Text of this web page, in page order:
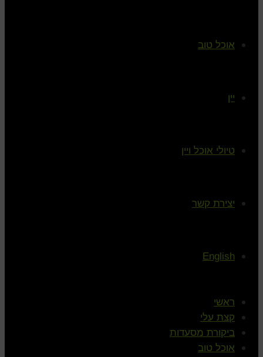
אוכל טוב
יין
טיולי אוכל ויין
יצירת קשר
English
ראשי
קצת עלי
ביקורת מסעדות
אוכל טוב